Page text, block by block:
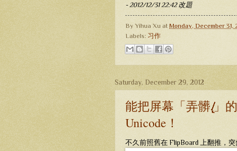
- 2012/12/31 22:42 改題
ByYihua Xu at Monday, December 31,
Labels: 习作
Saturday, December 29, 2012
能把屏幕「弄髒.̸̸̸̸̸̸̸̸̸̸̸̸̸̸̸̸̸̸̸̸̸̸̸̸̨̨̨̨̨̨̨̨̨̨̨̨」
Unicode！
不久前照舊在 FlipBoard 上翻推，突